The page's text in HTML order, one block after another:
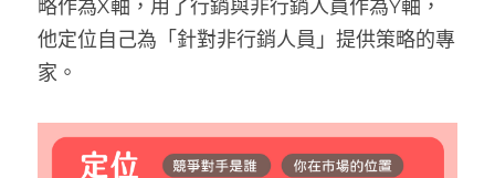
略作為X軸，用了行銷與非行銷人員作為Y軸，
他定位自己為「針對非行銷人員」提供策略的專
家。